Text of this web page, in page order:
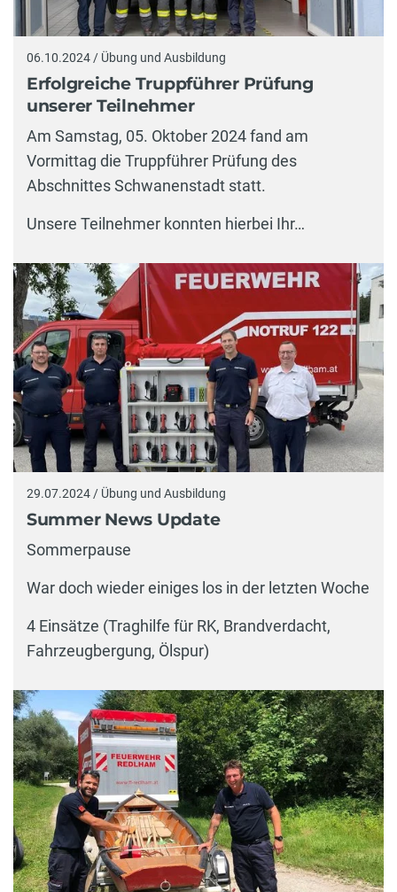
06.10.2024 / Übung und Ausbildung
Erfolgreiche Truppführer Prüfung
unserer Teilnehmer
Am Samstag, 05. Oktober 2024 fand am
Vormittag die Truppführer Prüfung des
Abschnittes Schwanenstadt statt.
Unsere Teilnehmer konnten hierbei Ihr…
29.07.2024 / Übung und Ausbildung
Summer News Update
Sommerpause
War doch wieder einiges los in der letzten Woche
4 Einsätze (Traghilfe für RK, Brandverdacht,
Fahrzeugbergung, Ölspur)